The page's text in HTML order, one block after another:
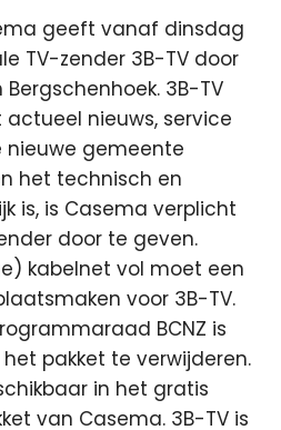
geeft vanaf dinsdag
TV-zender 3B-TV door
3B-TV
nieuws, service
gemeente
het technisch en
is, is Casema verplicht
door te geven.
kabelnet vol moet een
voor 3B-TV.
BCNZ is
het pakket te verwijderen.
in het gratis
van Casema. 3B-TV is